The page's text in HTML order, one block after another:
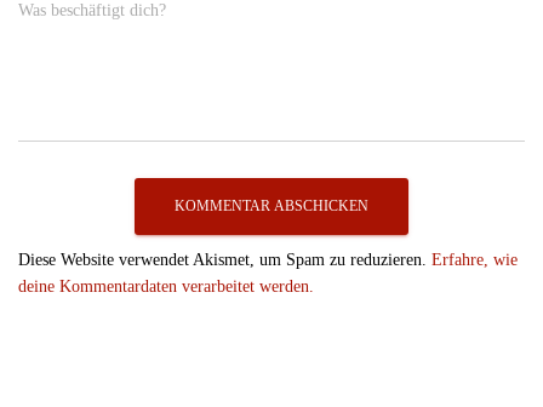
Was beschäftigt dich?
Diese Website verwendet Akismet, um Spam zu reduzieren. Erfahre, wie
deine Kommentardaten verarbeitet werden.